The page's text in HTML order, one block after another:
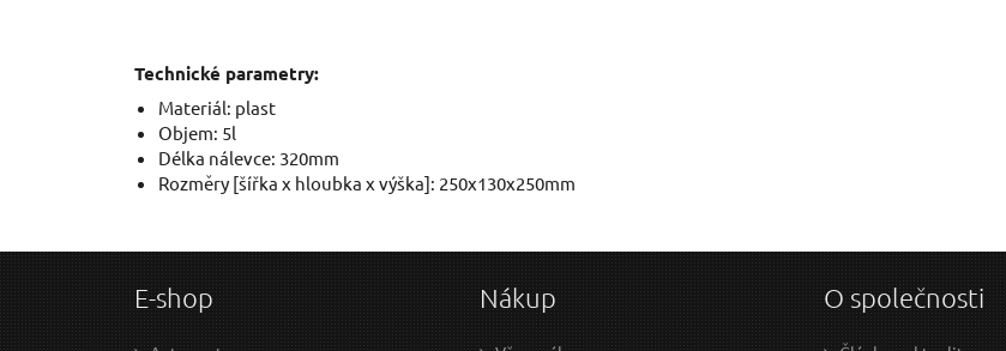
Technické parametry:
Materiál: plast
Objem: 5l
Délka nálevce: 320mm
Rozměry [šířka x hloubka x výška]: 250x130x250mm
E-shop Nákup O společnosti